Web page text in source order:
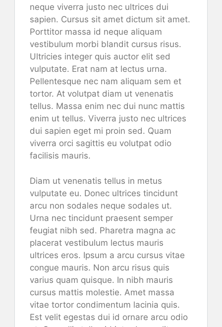
neque viverra justo nec ultrices dui
sapien. Cursus sit amet dictum sit amet.
Porttitor massa id neque aliquam
vestibulum morbi blandit cursus risus.
Ultricies integer quis auctor elit sed
vulputate. Erat nam at lectus urna.
Pellentesque nec nam aliquam sem et
tortor. At volutpat diam ut venenatis
tellus. Massa enim nec dui nunc mattis
enim ut tellus. Viverra justo nec ultrices
dui sapien eget mi proin sed. Quam
viverra orci sagittis eu volutpat odio
facilisis mauris.
Diam ut venenatis tellus in metus
vulputate eu. Donec ultrices tincidunt
arcu non sodales neque sodales ut.
Urna nec tincidunt praesent semper
feugiat nibh sed. Pharetra magna ac
placerat vestibulum lectus mauris
ultrices eros. Ipsum a arcu cursus vitae
congue mauris. Non arcu risus quis
varius quam quisque. In nibh mauris
cursus mattis molestie. Amet massa
vitae tortor condimentum lacinia quis.
Est velit egestas dui id ornare arcu odio